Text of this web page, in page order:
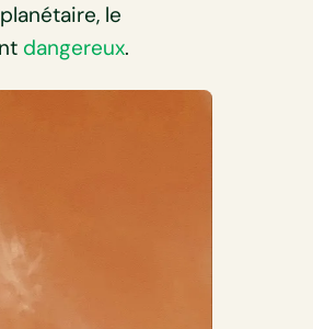
le
dangereux.